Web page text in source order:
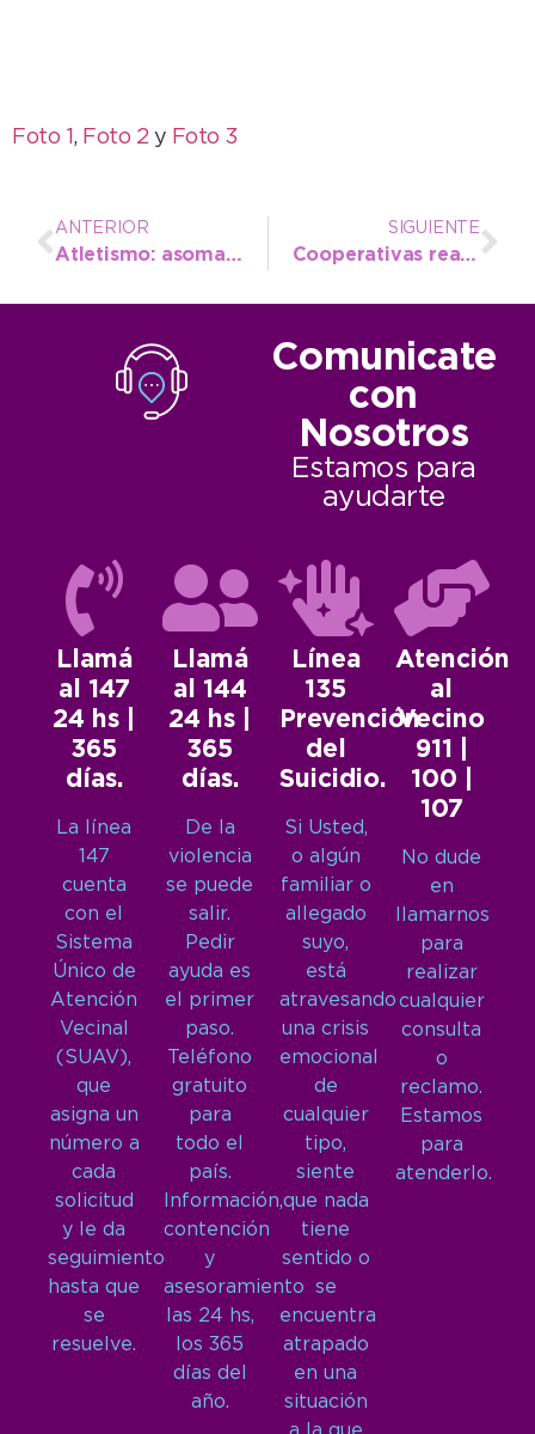
Foto 1 , Foto 2 y Foto 3
ANTERIOR
Atletismo: asoma el Provincial U18, con 16 deportistas locales
SIGUIENTE
Cooperativas realizan mejoras en el Barrio 9 de Julio
Comunicate
con
Nosotros
Estamos para
ayudarte
Llamá
al 147
24 hs |
365
días.
La línea
147
cuenta
con el
Sistema
Único de
Atención
Vecinal
(SUAV),
que
asigna un
número a
cada
solicitud
y le da
seguimiento
hasta que
se
resuelve.
Llamá
al 144
24 hs |
365
días.
De la
violencia
se puede
salir.
Pedir
ayuda es
el primer
paso.
Teléfono
gratuito
para
todo el
país.
Información,
contención
y
asesoramiento
las 24 hs,
los 365
días del
año.
Línea
135
Prevención
del
Suicidio.
Si Usted,
o algún
familiar o
allegado
suyo,
está
atravesando
una crisis
emocional
de
cualquier
tipo,
siente
que nada
tiene
sentido o
se
encuentra
atrapado
en una
situación
Atención
al
Vecino
911 |
100 |
107
No dude
en
llamarnos
para
realizar
cualquier
consulta
o
reclamo.
Estamos
para
atenderlo.